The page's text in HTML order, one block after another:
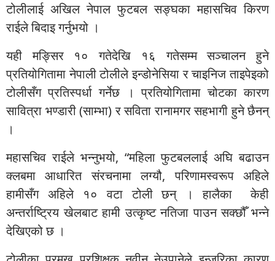
टोलीलाई अखिल नेपाल फुटबल सङ्घका महासचिव किरण
राईले बिदाइ गर्नुभयो ।
यही मङ्सिर १० गतेदेखि १६ गतेसम्म सञ्चालन हुने
प्रतियोगितामा नेपाली टोलीले इन्डोनेसिया र चाइनिज ताइपेइको
टोलीसँग प्रतिस्पर्धा गर्नेछ । प्रतियोगितामा चोटका कारण
सावित्रा भण्डारी (साम्भा) र सविता रानामगर सहभागी हुने छैनन्
।
महासचिव राईले भन्नुभयो, “महिला फुटबललाई अघि बढाउन
क्लबमा आधारित संरचनामा लग्यौ, परिणामस्वरूप अहिले
हामीसँग अहिले १० वटा टोली छन् । हालैका केही
अन्तर्राष्ट्रिय खेलबाट हामी उत्कृष्ट नतिजा पाउन सक्छौँ भन्ने
देखिएको छ ।